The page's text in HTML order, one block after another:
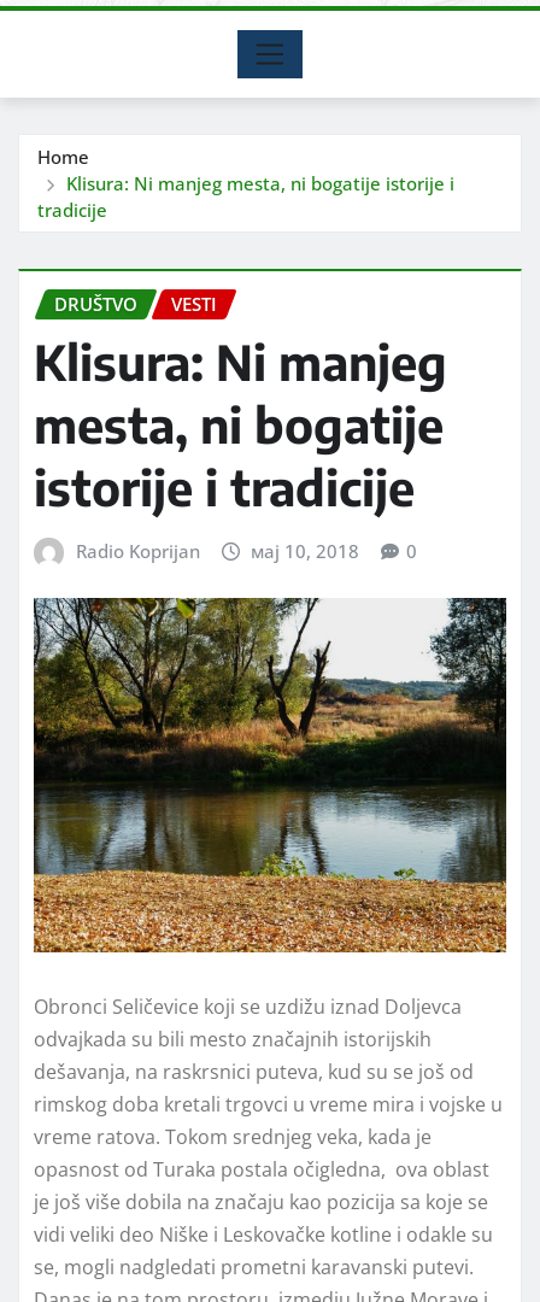
Home
Klisura: Ni manjeg mesta, ni bogatije istorije i
tradicije
DRUŠTVO VESTI
Klisura: Ni manjeg
mesta, ni bogatije
istorije i tradicije
Radio Koprijan мај 10, 2018 0
Obronci Seličevice koji se uzdižu iznad Doljevca
odvajkada su bili mesto značajnih istorijskih
dešavanja, na raskrsnici puteva, kud su se još od
rimskog doba kretali trgovci u vreme mira i vojske u
vreme ratova. Tokom srednjeg veka, kada je
opasnost od Turaka postala očigledna, ova oblast
je još više dobila na značaju kao pozicija sa koje se
vidi veliki deo Niške i Leskovačke kotline i odakle su
se, mogli nadgledati prometni karavanski putevi.